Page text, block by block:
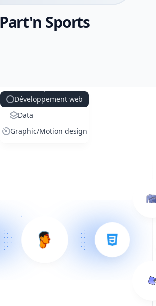
Part'n Sports
Développement web
Data
Graphic/Motion design